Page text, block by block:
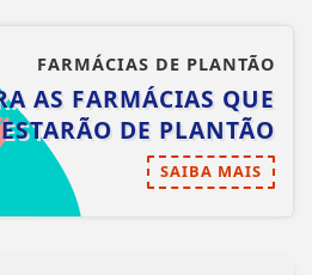
FARMÁCIAS DE PLANTÃO
AS FARMÁCIAS QUE
ESTARÃO DE PLANTÃO
SAIBA MAIS